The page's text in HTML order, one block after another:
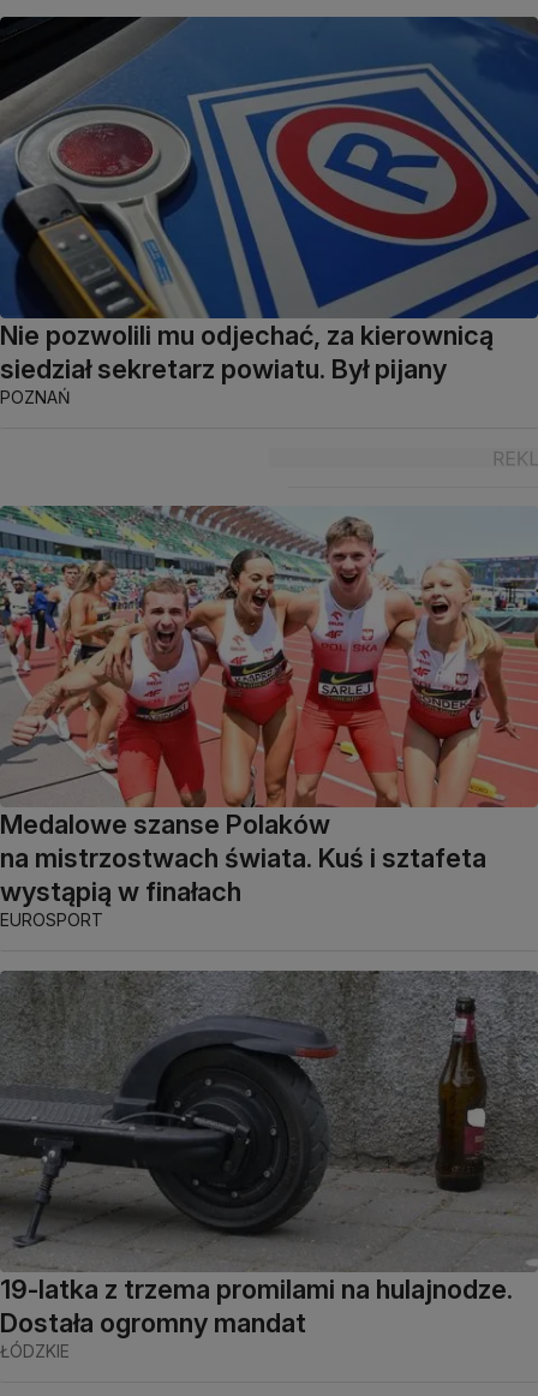
Nie pozwolili mu odjechać, za kierownicą
siedział sekretarz powiatu. Był pijany
POZNAŃ
Medalowe szanse Polaków
na mistrzostwach świata. Kuś i sztafeta
wystąpią w finałach
EUROSPORT
19-latka z trzema promilami na hulajnodze.
Dostała ogromny mandat
ŁÓDZKIE